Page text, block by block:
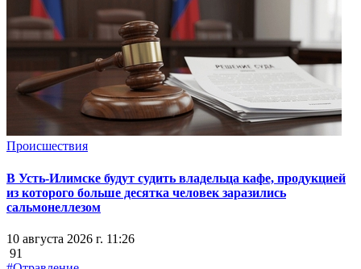
Происшествия
В Усть-Илимске будут судить владельца кафе, продукцией
из которого больше десятка человек заразились
сальмонеллезом
10 августа 2026 г. 11:26
91